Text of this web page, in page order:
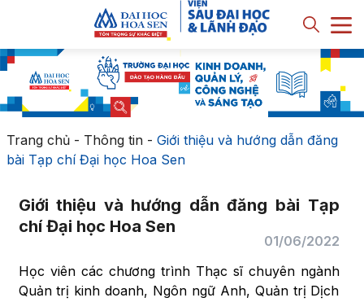
Trang chủ- Thông tin- Giới thiệu và hướng dẫn đăng
bài Tạp chí Đại học Hoa Sen
Giới thiệu và hướng dẫn đăng bài Tạp
chí Đại học Hoa Sen
01/06/2022
Học viên các chương trình Thạc sĩ chuyên ngành
Quản trị kinh doanh, Ngôn ngữ Anh, Quản trị Dịch